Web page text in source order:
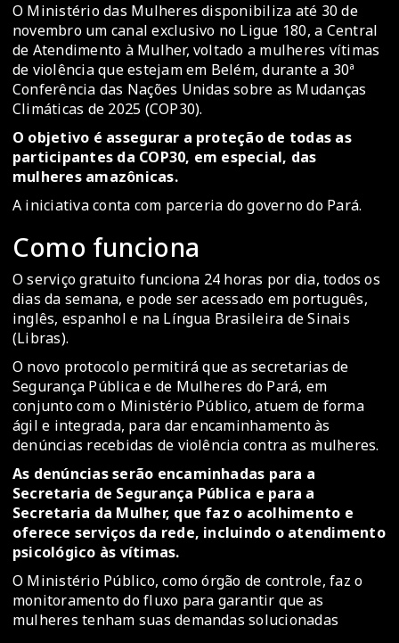
O Ministério das Mulheres disponibiliza até 30 de
novembro um canal exclusivo no Ligue 180, a Central
de Atendimento à Mulher, voltado a mulheres vítimas
de violência que estejam em Belém, durante a 30ª
Conferência das Nações Unidas sobre as Mudanças
Climáticas de 2025 (COP30).
O objetivo é assegurar a proteção de todas as
participantes da COP30, em especial, das
mulheres amazônicas.
A iniciativa conta com parceria do governo do Pará.
Como funciona
O serviço gratuito funciona 24 horas por dia, todos os
dias da semana, e pode ser acessado em português,
inglês, espanhol e na Língua Brasileira de Sinais
(Libras).
O novo protocolo permitirá que as secretarias de
Segurança Pública e de Mulheres do Pará, em
conjunto com o Ministério Público, atuem de forma
ágil e integrada, para dar encaminhamento às
denúncias recebidas de violência contra as mulheres.
As denúncias serão encaminhadas para a
Secretaria de Segurança Pública e para a
Secretaria da Mulher, que faz o acolhimento e
oferece serviços da rede, incluindo o atendimento
psicológico às vítimas.
O Ministério Público, como órgão de controle, faz o
monitoramento do fluxo para garantir que as
mulheres tenham suas demandas solucionadas